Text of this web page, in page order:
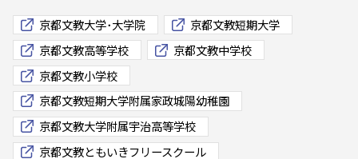
京都文教大学･大学院
京都文教短期大学
京都文教高等学校
京都文教中学校
京都文教小学校
京都文教短期大学附属家政城陽幼稚園
京都文教大学附属宇治高等学校
京都文教ともいきフリースクール